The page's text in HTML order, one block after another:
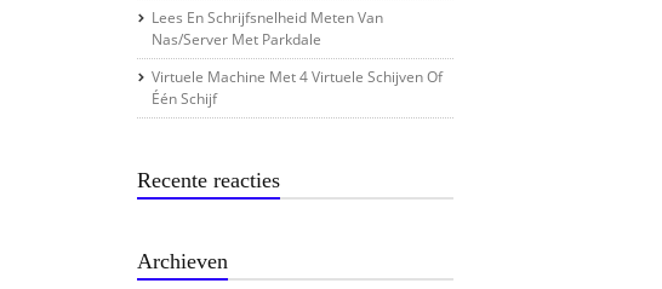
Lees En Schrijfsnelheid Meten Van
Nas/server Met Parkdale
Virtuele Machine Met 4 Virtuele Schijven Of
Één Schijf
Recente reacties
Archieven